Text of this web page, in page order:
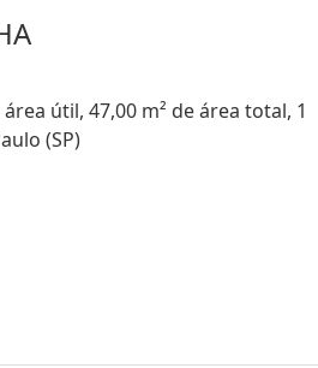
útil, 47,00 m² de área total, 1
(SP)